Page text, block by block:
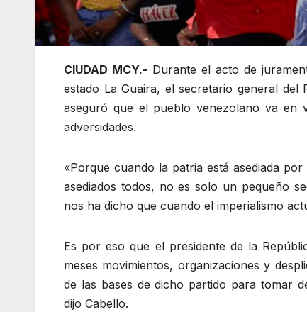
CIUDAD MCY.- Durante el acto de
estado La Guaira, el secretario general del
aseguró que el pueblo venezolano va en
adversidades.
«Porque cuando la patria está asediada
asediados todos, no es solo un pequeño
nos ha dicho que cuando el imperialismo
Es por eso que el presidente de la
meses movimientos, organizaciones y
de las bases de dicho partido para tomar
dijo Cabello.